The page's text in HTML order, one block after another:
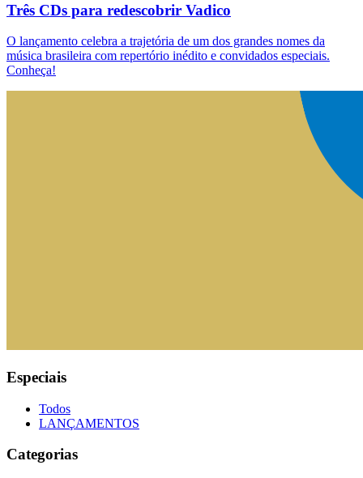
Três CDs para redescobrir Vadico
O lançamento celebra a trajetória de um dos grandes nomes da
música brasileira com repertório inédito e convidados especiais.
Conheça!
Especiais
Todos
LANÇAMENTOS
Categorias